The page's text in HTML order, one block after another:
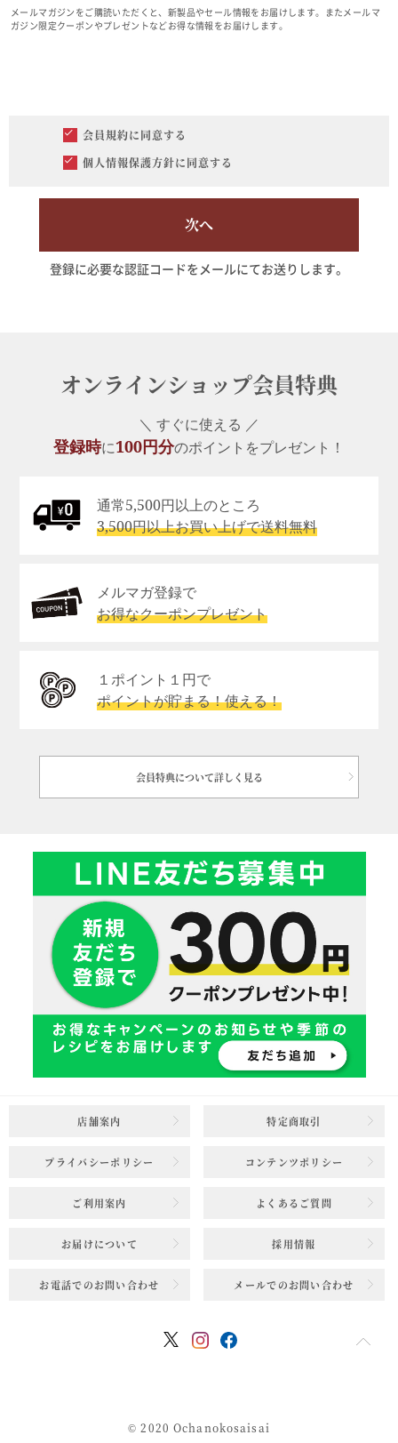
メールマガジンをご購読いただくと、新製品やセール情報をお届けします。またメールマ
ガジン限定クーポンやプレゼントなどお得な情報をお届けします。
会員規約に同意する
個人情報保護方針に同意する
次へ
登録に必要な認証コードをメールにてお送りします。
オンラインショップ会員特典
＼ すぐに使える ／
登録時に100円分のポイントをプレゼント！
通常5,500円以上のところ
3,500円以上お買い上げで送料無料
メルマガ登録で
お得なクーポンプレゼント
１ポイント１円で
ポイントが貯まる！使える！
会員特典について詳しく見る
店舗案内 特定商取引
プライバシーポリシー コンテンツポリシー
ご利用案内 よくあるご質問
お届けについて 採用情報
お電話でのお問い合わせ メールでのお問い合わせ
© 2020 Ochanokosaisai